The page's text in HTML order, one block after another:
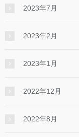
2023年7月
2023年2月
2023年1月
2022年12月
2022年8月